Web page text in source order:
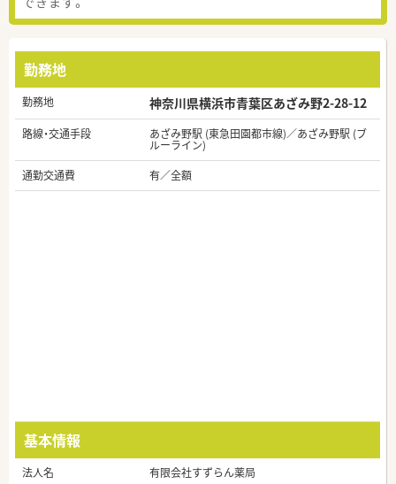
勤務地
勤務地 神奈川県横浜市青葉区あざみ野2-28-12
路線・交通手段 あざみ野駅 (東急田園都市線)／あざみ野駅 (ブ
ルーライン)
通勤交通費
有／全額
基本情報
法人名
有限会社すずらん薬局